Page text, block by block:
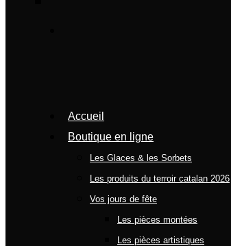
Accueil
Boutique en ligne
Les Glaces & les Sorbets
Les produits du terroir catalan 2026
Vos jours de fête
Les pièces montées
Les pièces artistiques